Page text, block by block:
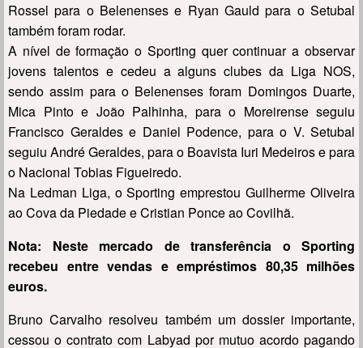
Rossel para o Belenenses e Ryan Gauld para o Setubal
também foram rodar.
A nível de formação o Sporting quer continuar a observar
jovens talentos e cedeu a alguns clubes da Liga NOS,
sendo assim para o Belenenses foram Domingos Duarte,
Mica Pinto e João Palhinha, para o Moreirense seguiu
Francisco Geraldes e Daniel Podence, para o V. Setubal
seguiu André Geraldes, para o Boavista Iuri Medeiros e para
o Nacional Tobias Figueiredo.
Na Ledman Liga, o Sporting emprestou Guilherme Oliveira
ao Cova da Piedade e Cristian Ponce ao Covilhã.
Nota: Neste mercado de transferência o Sporting
recebeu entre vendas e empréstimos 80,35 milhões
euros.
Bruno Carvalho resolveu também um dossier importante,
cessou o contrato com Labyad por mutuo acordo pagando